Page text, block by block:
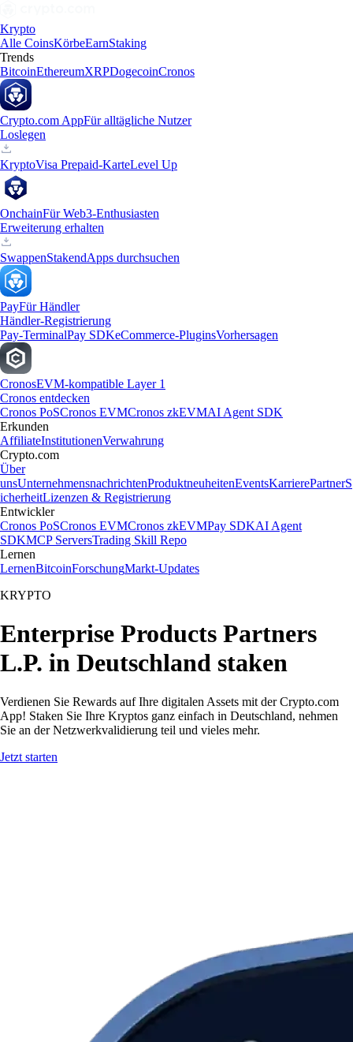
Krypto
Alle CoinsKörbeEarnStaking
Trends
BitcoinEthereumXRPDogecoinCronos
Crypto.com AppFür alltägliche Nutzer
Loslegen
KryptoVisa Prepaid-KarteLevel Up
OnchainFür Web3-Enthusiasten
Erweiterung erhalten
SwappenStakendApps durchsuchen
PayFür Händler
Händler-Registrierung
Pay-TerminalPay SDKeCommerce-PluginsVorhersagen
CronosEVM-kompatible Layer 1
Cronos entdecken
Cronos PoSCronos EVMCronos zkEVMAI Agent SDK
Erkunden
AffiliateInstitutionenVerwahrung
Crypto.com
Über
unsUnternehmensnachrichtenProduktneuheitenEventsKarrierePartnerS
icherheitLizenzen & Registrierung
Entwickler
Cronos PoSCronos EVMCronos zkEVMPay SDKAI Agent
SDKMCP ServersTrading Skill Repo
Lernen
LernenBitcoinForschungMarkt-Updates
KRYPTO
Enterprise Products Partners
L.P. in Deutschland staken
Verdienen Sie Rewards auf Ihre digitalen Assets mit der Crypto.com
App! Staken Sie Ihre Kryptos ganz einfach in Deutschland, nehmen
Sie an der Netzwerkvalidierung teil und vieles mehr.
Jetzt starten